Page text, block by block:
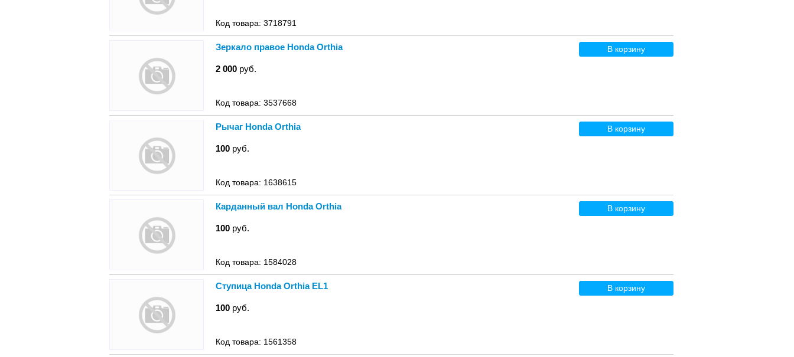
Код товара: 3718791
Зеркало правое Honda Orthia
2 000 руб.
Код товара: 3537668
В корзину
Рычаг Honda Orthia
100 руб.
Код товара: 1638615
В корзину
Карданный вал Honda Orthia
100 руб.
Код товара: 1584028
В корзину
Ступица Honda Orthia EL1
100 руб.
Код товара: 1561358
В корзину